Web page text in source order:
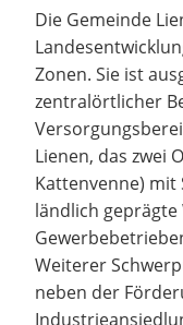
Die Gemeinde
Zonen. Sie ist
zentralörtlicher
Lienen, das zwei
Kattenvenne) mit
ländlich
Weiterer
neben der